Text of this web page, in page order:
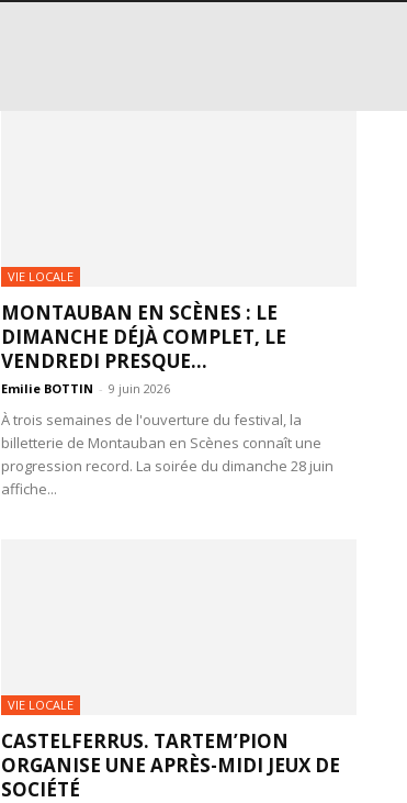
VIE LOCALE
MONTAUBAN EN SCÈNES : LE
DIMANCHE DÉJÀ COMPLET, LE
VENDREDI PRESQUE...
Emilie BOTTIN - 9 juin 2026
À trois semaines de l'ouverture du festival, la
billetterie de Montauban en Scènes connaît une
progression record. La soirée du dimanche 28 juin
affiche...
VIE LOCALE
CASTELFERRUS. TARTEM’PION
ORGANISE UNE APRÈS-MIDI JEUX DE
SOCIÉTÉ